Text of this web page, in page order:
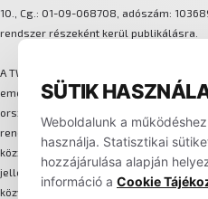
SÜTIK
Weboldalunk a
használja. Statisztikai
hozzájárulása alapján
információ a Cookie
10., Cg.: 01-09-068708, adószám:
rendszer részeként kerül publikálásra.
A TWS több márkát és technológiát
emeléstechnikai megoldásokat biztosít.
országos lefedettségű alkatrész-
rendszer, valamint egységes
közzétett képek, műszaki adatok,
jellegűek, nem minősülnek hivatalos
közvetlen online értékesítés, minden